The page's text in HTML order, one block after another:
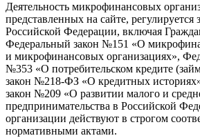
Деятельность микрофинансовых
представленных на сайте, регулируется
Российской Федерации, включая
Федеральный закон №151 «О
и микрофинансовых организациях»,
№353 «О потребительском кредите
закон №218-ФЗ «О кредитных
закон №209 «О развитии малого и
предпринимательства в Российской
организации действуют в строгом
нормативными актами.